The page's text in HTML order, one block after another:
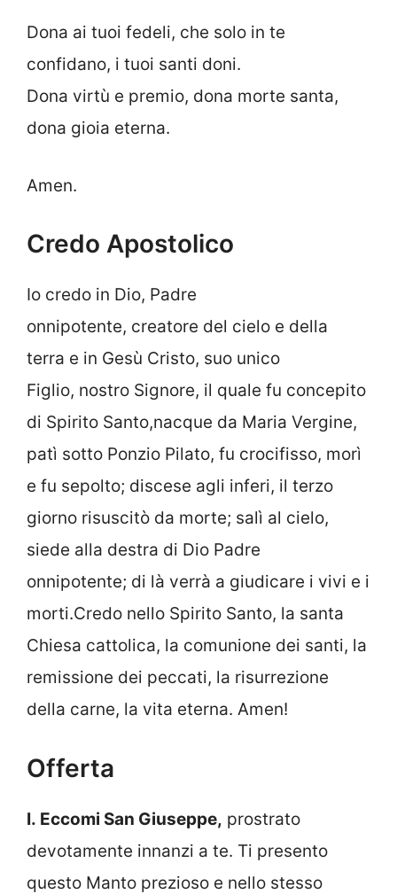
Dona ai tuoi fedeli, che solo in te
confidano, i tuoi santi doni.
Dona virtù e premio, dona morte santa,
dona gioia eterna.
Amen.
Credo Apostolico
Io credo in Dio, Padre
onnipotente, creatore del cielo e della
terra e in Gesù Cristo, suo unico
Figlio, nostro Signore, il quale fu concepito
di Spirito Santo,nacque da Maria Vergine,
patì sotto Ponzio Pilato, fu crocifisso, morì
e fu sepolto; discese agli inferi, il terzo
giorno risuscitò da morte; salì al cielo,
siede alla destra di Dio Padre
onnipotente; di là verrà a giudicare i vivi e i
morti.Credo nello Spirito Santo, la santa
Chiesa cattolica, la comunione dei santi, la
remissione dei peccati, la risurrezione
della carne, la vita eterna. Amen!
Offerta
I. Eccomi San Giuseppe, prostrato
devotamente innanzi a te. Ti presento
questo Manto prezioso e nello stesso